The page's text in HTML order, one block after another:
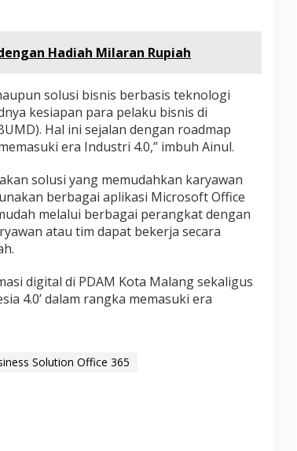
Hadiah Milaran Rupiah
solusi bisnis berbasis teknologi
kesiapan para pelaku bisnis di
Hal ini sejalan dengan roadmap
era Industri 4.0,” imbuh Ainul.
solusi yang memudahkan karyawan
berbagai aplikasi Microsoft Office
melalui berbagai perangkat dengan
atau tim dapat bekerja secara
digital di PDAM Kota Malang sekaligus
4.0’ dalam rangka memasuki era
Solution Office 365